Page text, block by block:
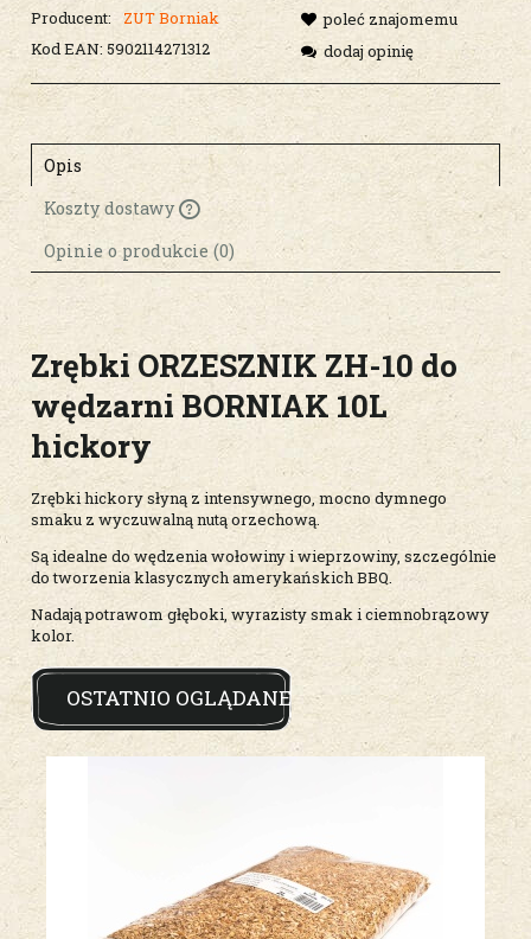
Producent:
ZUT Borniak
Kod EAN: 5902114271312
poleć znajomemu
dodaj opinię
Opis
Koszty dostawy
Cena nie zawiera ewentualnych kosztów
płatności
Opinie o produkcie (0)
Zrębki ORZESZNIK ZH-10 do
wędzarni BORNIAK 10L
hickory
Zrębki hickory słyną z intensywnego, mocno dymnego
smaku z wyczuwalną nutą orzechową.
Są idealne do wędzenia wołowiny i wieprzowiny, szczególnie
do tworzenia klasycznych amerykańskich BBQ.
Nadają potrawom głęboki, wyrazisty smak i ciemnobrązowy
kolor.
OSTATNIO OGLĄDANE